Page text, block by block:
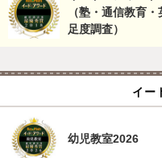
（塾・通信教育
足度調査）
イー
幼児教室2026